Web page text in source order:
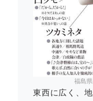
福島
東西に広く、